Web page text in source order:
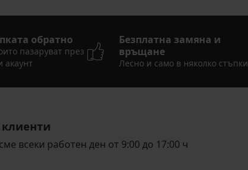
обратно
пазаруват през
акаунт
Безплатна замяна и
връщане
Лесно и само в няколко стъпки
всеки работен ден от 9:00 до 17:00 ч